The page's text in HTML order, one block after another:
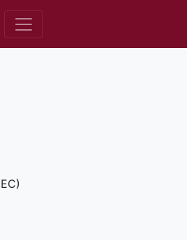
EC)